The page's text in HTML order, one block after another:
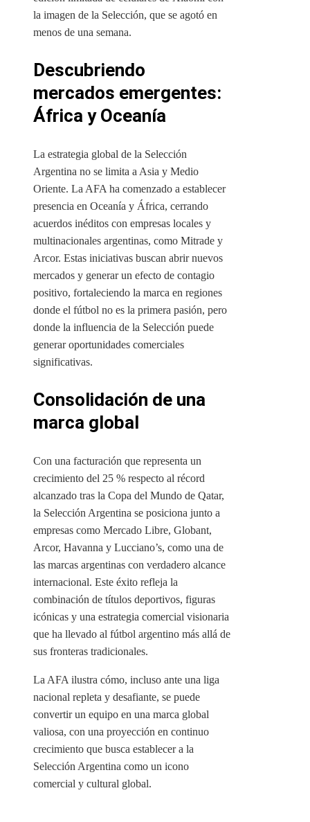
la imagen de la Selección, que se agotó en
menos de una semana.
Descubriendo
mercados emergentes:
África y Oceanía
La estrategia global de la Selección
Argentina no se limita a Asia y Medio
Oriente. La AFA ha comenzado a establecer
presencia en Oceanía y África, cerrando
acuerdos inéditos con empresas locales y
multinacionales argentinas, como Mitrade y
Arcor. Estas iniciativas buscan abrir nuevos
mercados y generar un efecto de contagio
positivo, fortaleciendo la marca en regiones
donde el fútbol no es la primera pasión, pero
donde la influencia de la Selección puede
generar oportunidades comerciales
significativas.
Consolidación de una
marca global
Con una facturación que representa un
crecimiento del 25 % respecto al récord
alcanzado tras la Copa del Mundo de Qatar,
la Selección Argentina se posiciona junto a
empresas como Mercado Libre, Globant,
Arcor, Havanna y Lucciano’s, como una de
las marcas argentinas con verdadero alcance
internacional. Este éxito refleja la
combinación de títulos deportivos, figuras
icónicas y una estrategia comercial visionaria
que ha llevado al fútbol argentino más allá de
sus fronteras tradicionales.
La AFA ilustra cómo, incluso ante una liga
nacional repleta y desafiante, se puede
convertir un equipo en una marca global
valiosa, con una proyección en continuo
crecimiento que busca establecer a la
Selección Argentina como un icono
comercial y cultural global.